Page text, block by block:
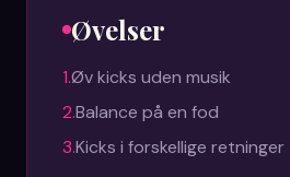
Øvelser
1.Øv kicks uden musik
2.Balance på en fod
3.Kicks i forskellige retninger